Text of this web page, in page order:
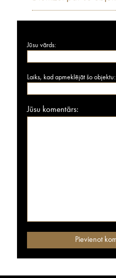
Jūsu vārds:
Laiks, kad apmeklējāt šo objektu:
Jūsu komentārs: